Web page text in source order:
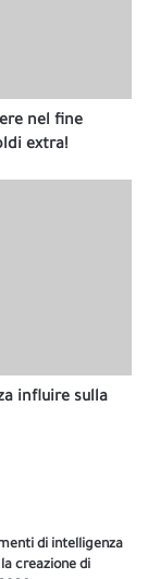
nel fine
extra!
influire sulla
di intelligenza
creazione di